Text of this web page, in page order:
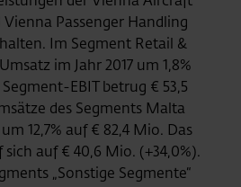
Passenger Handling
Im Segment Retail &
im Jahr 2017 um 1,8%
EBIT betrug € 53,5
des Segments Malta
12,7% auf € 82,4 Mio. Das
auf € 40,6 Mio. (+34,0%).
„Sonstige Segmente“